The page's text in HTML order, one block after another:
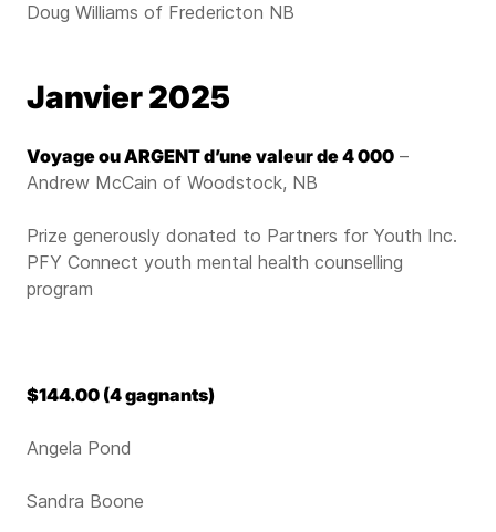
Doug Williams of Fredericton NB
Janvier 2025
Voyage ou ARGENT d’une valeur de 4 000 –
Andrew McCain of Woodstock, NB
Prize generously donated to Partners for Youth Inc.
PFY Connect youth mental health counselling
program
$144.00 (4 gagnants)
Angela Pond
Sandra Boone